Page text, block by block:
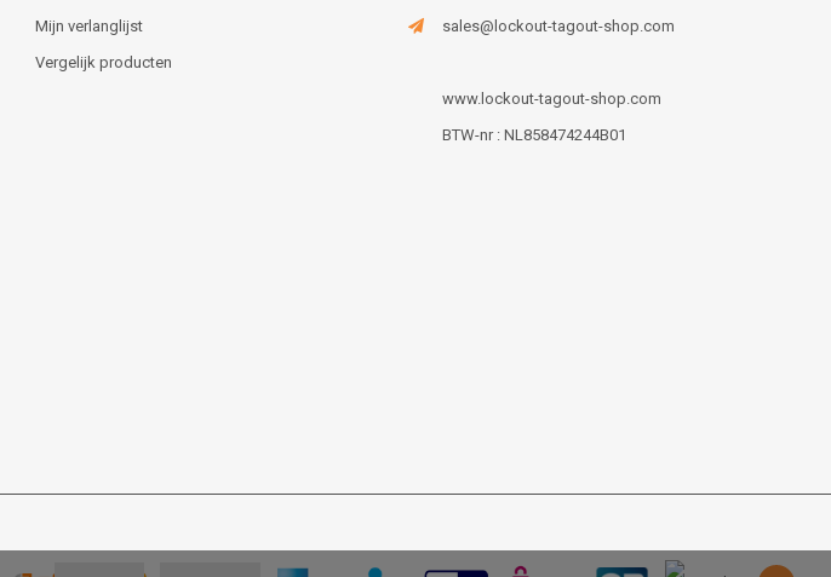
Mijn verlanglijst
Vergelijk producten
sales@lockout-tagout-shop.com
www.lockout-tagout-shop.com
BTW-nr : NL858474244B01